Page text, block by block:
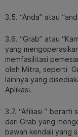
3.5. “Anda” atau
3.6. “Grab” atau
yang
memfasilitasi
oleh Mitra, seperti
lainnya yang
Aplikasi.
3.7. “Afiliasi ” berarti
dari Grab yang
bawah kendali yang